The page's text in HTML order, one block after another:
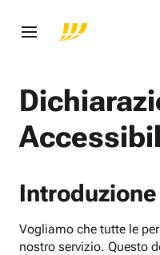
Introduzione
Vogliamo che tutte le
nostro servizio. Questo